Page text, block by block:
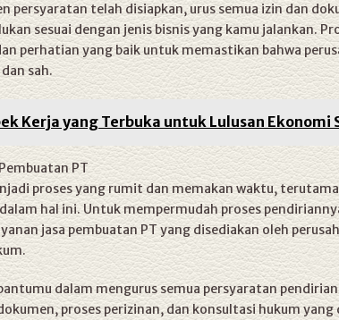
persyaratan telah disiapkan, urus semua izin dan
sesuai dengan jenis bisnis yang kamu jalankan.
perhatian yang baik untuk memastikan bahwa
sah.
Kerja yang Terbuka untuk Lulusan Ekonomi
PT
proses yang rumit dan memakan waktu,
hal ini. Untuk mempermudah proses
jasa pembuatan PT yang disediakan oleh
dalam mengurus semua persyaratan pendirian
proses perizinan, dan konsultasi hukum